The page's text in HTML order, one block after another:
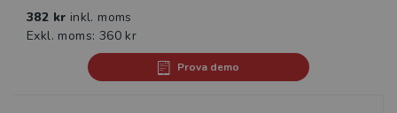
382 kr inkl. moms
Exkl. moms: 360 kr
Prova demo